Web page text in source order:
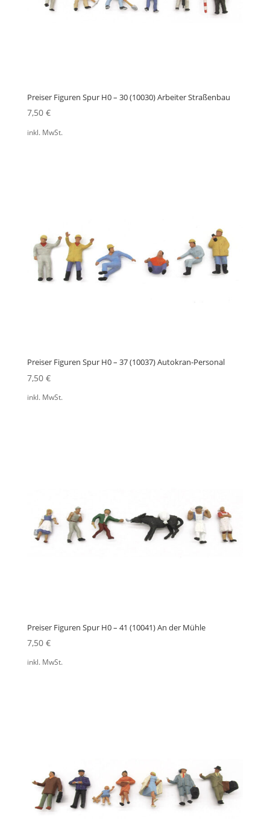
Preiser Figuren Spur H0 – 30 (10030) Arbeiter Straßenbau
7,50 €
inkl. MwSt.
Preiser Figuren Spur H0 – 37 (10037) Autokran-Personal
7,50 €
inkl. MwSt.
Preiser Figuren Spur H0 – 41 (10041) An der Mühle
7,50 €
inkl. MwSt.